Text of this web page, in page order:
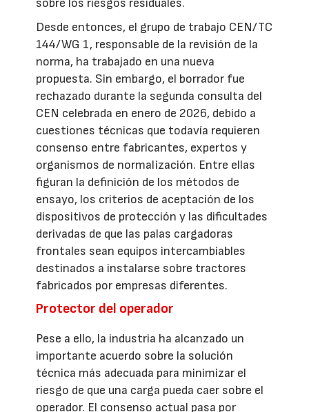
sobre los riesgos residuales.
Desde entonces, el grupo de trabajo CEN/TC
144/WG 1, responsable de la revisión de la
norma, ha trabajado en una nueva
propuesta. Sin embargo, el borrador fue
rechazado durante la segunda consulta del
CEN celebrada en enero de 2026, debido a
cuestiones técnicas que todavía requieren
consenso entre fabricantes, expertos y
organismos de normalización. Entre ellas
figuran la definición de los métodos de
ensayo, los criterios de aceptación de los
dispositivos de protección y las dificultades
derivadas de que las palas cargadoras
frontales sean equipos intercambiables
destinados a instalarse sobre tractores
fabricados por empresas diferentes.
Protector del operador
Pese a ello, la industria ha alcanzado un
importante acuerdo sobre la solución
técnica más adecuada para minimizar el
riesgo de que una carga pueda caer sobre el
operador. El consenso actual pasa por